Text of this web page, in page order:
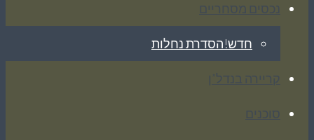
נכסים מסחריים
חדש!הסדרת נחלות
קריירה בנדל”ן
סוכנים